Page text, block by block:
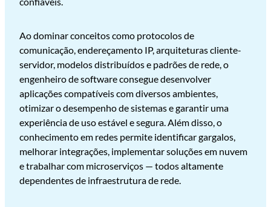
Ao dominar conceitos como protocolos de
comunicação, endereçamento IP, arquiteturas cliente-
servidor, modelos distribuídos e padrões de rede, o
engenheiro de software consegue desenvolver
aplicações compatíveis com diversos ambientes,
otimizar o desempenho de sistemas e garantir uma
experiência de uso estável e segura. Além disso, o
conhecimento em redes permite identificar gargalos,
melhorar integrações, implementar soluções em nuvem
e trabalhar com microserviços — todos altamente
dependentes de infraestrutura de rede.